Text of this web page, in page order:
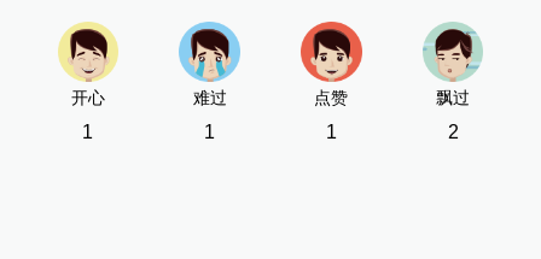
开心
1
难过
1
点赞
1
飘过
2